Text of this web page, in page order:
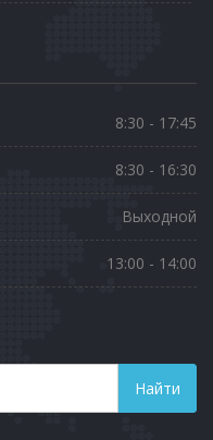
8:30 - 17:45
8:30 - 16:30
Выходной
13:00 - 14:00
Найти